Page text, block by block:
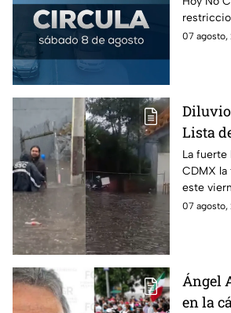
07 agosto,
Lista
HOY
agosto
La fuerte
CDMX la
este
provocó
07 agosto,
Ángel
en la